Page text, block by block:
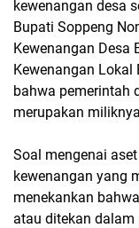
kewenangan desa
Bupati Soppeng
Kewenangan Desa
Kewenangan Lokal
bahwa pemerintah
merupakan
Soal mengenai
kewenangan yang
menekankan
atau ditekan dalam